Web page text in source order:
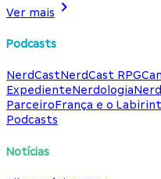
Ver mais
Podcasts
NerdCastNerdCast RPG
ExpedienteNerdologia
ParceiroFrança e o
Podcasts
Notícias